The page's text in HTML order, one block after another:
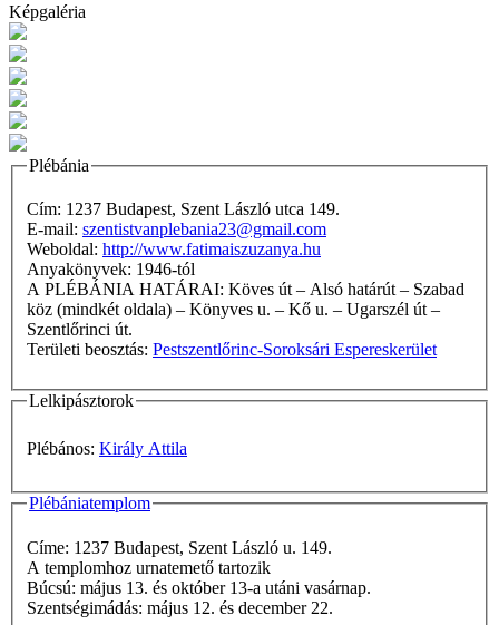
Képgaléria
Plébánia
Cím: 1237 Budapest, Szent László utca 149.
E-mail: szentistvanplebania23@gmail.com
Weboldal: http://www.fatimaiszuzanya.hu
Anyakönyvek: 1946-tól
A PLÉBÁNIA HATÁRAI: Köves út – Alsó határút – Szabad
köz (mindkét oldala) – Könyves u. – Kő u. – Ugarszél út –
Szentlőrinci út.
Területi beosztás: Pestszentlőrinc-Soroksári Espereskerület
Lelkipásztorok
Plébános: Király Attila
Plébániatemplom
Címe: 1237 Budapest, Szent László u. 149.
A templomhoz urnatemető tartozik
Búcsú: május 13. és október 13-a utáni vasárnap.
Szentségimádás: május 12. és december 22.